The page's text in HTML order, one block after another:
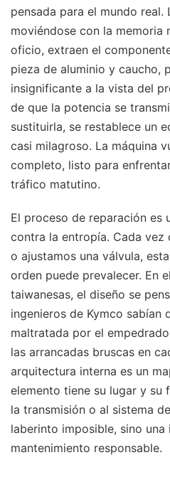
pensada para el mundo real.
moviéndose con la memoria
oficio, extraen el
pieza de aluminio y caucho,
insignificante a la vista del
de que la potencia se
sustituirla, se restablece un
casi milagroso. La máquina
completo, listo para
tráfico matutino.
El proceso de reparación es
contra la entropía. Cada vez
o ajustamos una válvula,
orden puede prevalecer. En
taiwanesas, el diseño se
ingenieros de Kymco sabían
maltratada por el
las arrancadas bruscas en
arquitectura interna es un
elemento tiene su lugar y su
la transmisión o al sistema
laberinto imposible, sino una
mantenimiento responsable.